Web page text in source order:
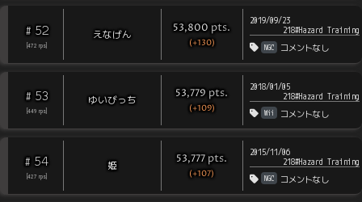
# 52
[472 rps
えなげん 53,800 pts.
(+130)
2019/09/23
218#Hazard Training
NGC コメントなし
# 53
[449 rps
ゆいびっち 53,779 pts.
(+109)
2018/01/05
218#Hazard Training
Wii コメントなし
# 54
[427 rps
姫 53,777 pts.
(+107)
2015/11/06
218#Hazard Training
NGC コメントなし